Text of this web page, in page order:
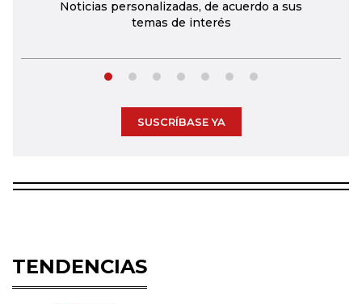
Noticias personalizadas, de acuerdo a sus
temas de interés
SUSCRÍBASE YA
TENDENCIAS